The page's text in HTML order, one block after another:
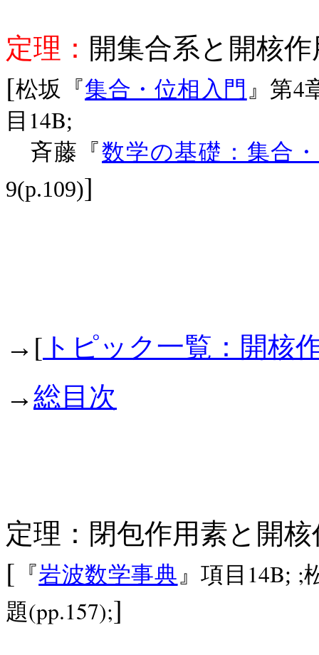
定理： 開集合系と開核
[松坂『集合・位相入門 』第4
目 14B;
斉藤『数学の基礎：集合
9(p.109)]
→ [ トピック一覧：開核
→総目次
定理：閉包作用素と開
[ 『岩波数学事典 』項目 14B; ;
題(pp.157);]